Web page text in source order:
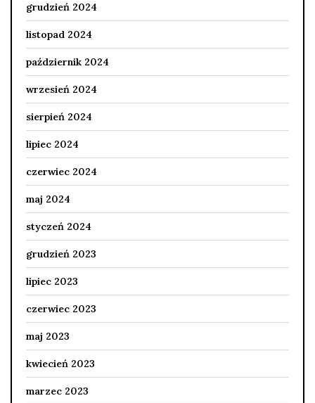
grudzień 2024
listopad 2024
październik 2024
wrzesień 2024
sierpień 2024
lipiec 2024
czerwiec 2024
maj 2024
styczeń 2024
grudzień 2023
lipiec 2023
czerwiec 2023
maj 2023
kwiecień 2023
marzec 2023